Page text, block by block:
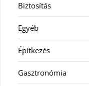
Biztosítás
Egyéb
Építkezés
Gasztronómia